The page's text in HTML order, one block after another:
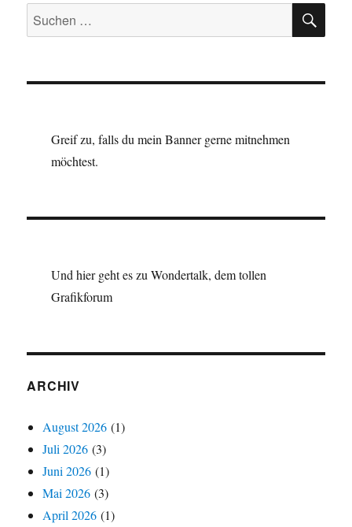
Suchen
nach:
Greif zu, falls du mein Banner gerne mitnehmen
möchtest.
Und hier geht es zu Wondertalk, dem tollen
Grafikforum
ARCHIV
August 2026 (1)
Juli 2026 (3)
Juni 2026 (1)
Mai 2026 (3)
April 2026 (1)